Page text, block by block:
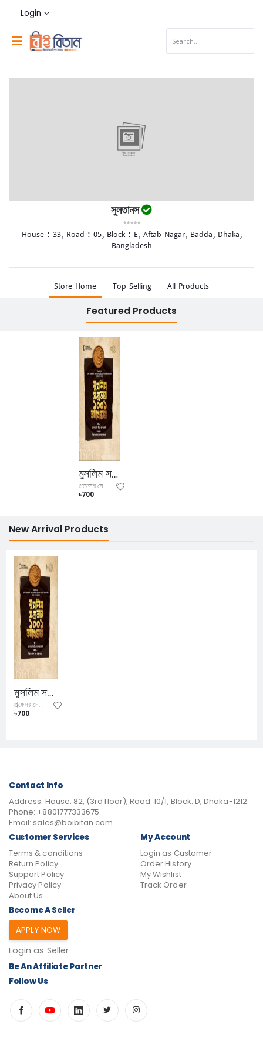
Login
সুলতানস
House : 33, Road : 05, Block : E, Aftab Nagar, Badda, Dhaka,
Bangladesh
Store Home Top Selling All Products
Featured Products
মুসলিম সভ্যতার ১০০১ আবিষ্কার
প্রফেসর সেলিম টি এস আল-হাসসানি
৳700
New Arrival Products
মুসলিম সভ্যতার ১০০১ আবিষ্কার
৳700
Contact Info
Address: House: 82, (3rd floor), Road: 10/1, Block: D, Dhaka-1212
Phone: +8801777333675
Email: sales@boibitan.com
Customer Services
Terms & conditions
Return Policy
Support Policy
Privacy Policy
About Us
My Account
Login as Customer
Order History
My Wishlist
Track Order
Become A Seller
APPLY NOW
Login as Seller
Be An Affiliate Partner
Follow Us